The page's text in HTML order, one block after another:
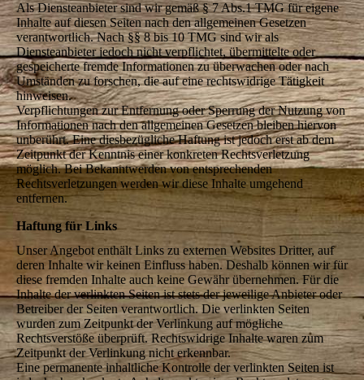
Als Diensteanbieter sind wir gemäß § 7 Abs.1 TMG für eigene
Inhalte auf diesen Seiten nach den allgemeinen Gesetzen
verantwortlich. Nach §§ 8 bis 10 TMG sind wir als
Diensteanbieter jedoch nicht verpflichtet, übermittelte oder
gespeicherte fremde Informationen zu überwachen oder nach
Umständen zu forschen, die auf eine rechtswidrige Tätigkeit
hinweisen.
Verpflichtungen zur Entfernung oder Sperrung der Nutzung von
Informationen nach den allgemeinen Gesetzen bleiben hiervon
unberührt. Eine diesbezügliche Haftung ist jedoch erst ab dem
Zeitpunkt der Kenntnis einer konkreten Rechtsverletzung
möglich. Bei Bekanntwerden von entsprechenden
Rechtsverletzungen werden wir diese Inhalte umgehend
entfernen.
Haftung für Links
Unser Angebot enthält Links zu externen Websites Dritter, auf
deren Inhalte wir keinen Einfluss haben. Deshalb können wir für
diese fremden Inhalte auch keine Gewähr übernehmen. Für die
Inhalte der verlinkten Seiten ist stets der jeweilige Anbieter oder
Betreiber der Seiten verantwortlich. Die verlinkten Seiten
wurden zum Zeitpunkt der Verlinkung auf mögliche
Rechtsverstöße überprüft. Rechtswidrige Inhalte waren zum
Zeitpunkt der Verlinkung nicht erkennbar.
Eine permanente inhaltliche Kontrolle der verlinkten Seiten ist